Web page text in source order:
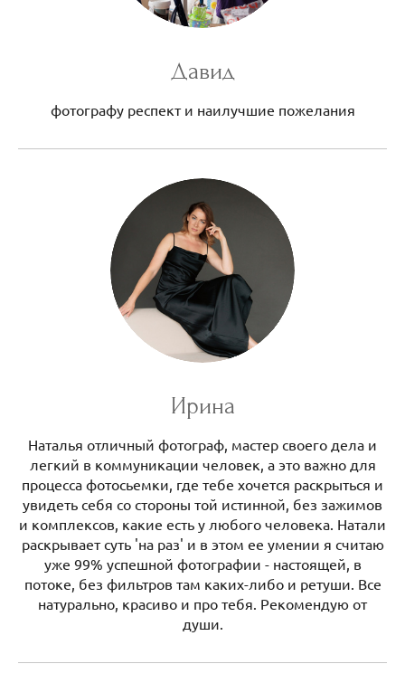
Давид
фотографу респект и наилучшие пожелания
Ирина
Наталья отличный фотограф, мастер своего дела и
легкий в коммуникации человек, а это важно для
процесса фотосьемки, где тебе хочется раскрыться и
увидеть себя со стороны той истинной, без зажимов
и комплексов, какие есть у любого человека. Натали
раскрывает суть 'на раз' и в этом ее умении я считаю
уже 99% успешной фотографии - настоящей, в
потоке, без фильтров там каких-либо и ретуши. Все
натурально, красиво и про тебя. Рекомендую от
души.